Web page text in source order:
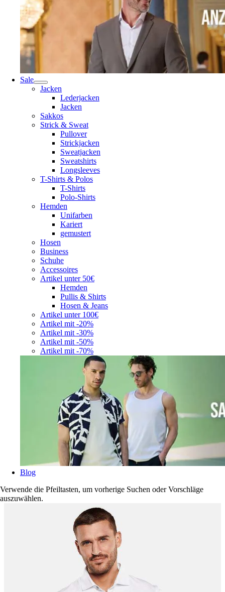
Sale
Jacken
Lederjacken
Jacken
Sakkos
Strick & Sweat
Pullover
Strickjacken
Sweatjacken
Sweatshirts
Longsleeves
T-Shirts & Polos
T-Shirts
Polo-Shirts
Hemden
Unifarben
Kariert
gemustert
Hosen
Business
Schuhe
Accessoires
Artikel unter 50€
Hemden
Pullis & Shirts
Hosen & Jeans
Artikel unter 100€
Artikel mit -20%
Artikel mit -30%
Artikel mit -50%
Artikel mit -70%
Blog
Verwende die Pfeiltasten, um vorherige Suchen oder Vorschläge
auszuwählen.